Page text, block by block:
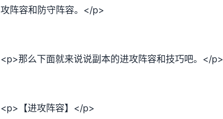
攻阵容和防守阵容。</p>
<p>那么下面就来说说副本的进攻阵容和技巧吧。</p>
<p>【进攻阵容】</p>